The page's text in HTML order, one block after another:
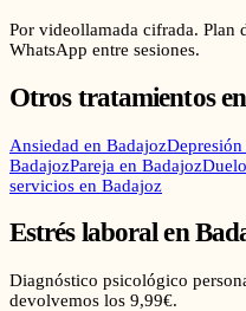
Por videollamada cifrada. Plan
WhatsApp entre sesiones.
Otros tratamientos
Ansiedad en BadajozDepresión
BadajozPareja en BadajozDuelo
servicios en Badajoz
Estrés laboralen
Diagnóstico psicológico
devolvemos los 9,99€.